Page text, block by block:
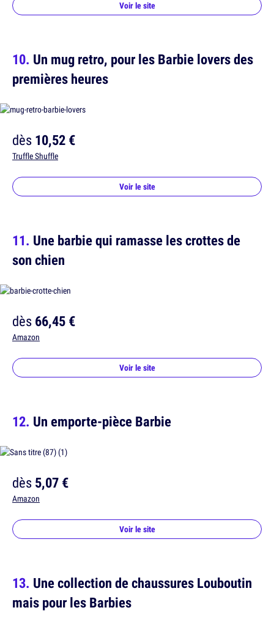
Voir le site
Un mug retro, pour les Barbie lovers des
premières heures
dès10,52 €
Truffle Shuffle
Voir le site
Une barbie qui ramasse les crottes de
son chien
dès66,45 €
Amazon
Voir le site
Un emporte-pièce Barbie
dès5,07 €
Amazon
Voir le site
Une collection de chaussures Louboutin
mais pour les Barbies